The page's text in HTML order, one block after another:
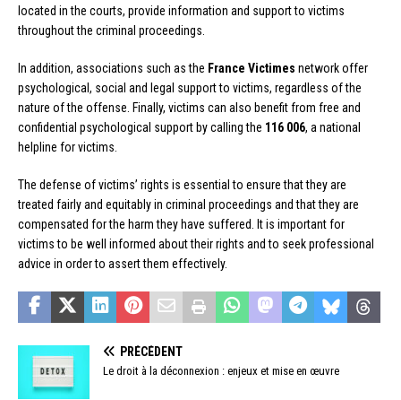
located in the courts, provide information and support to victims
throughout the criminal proceedings.
In addition, associations such as the France Victimes network offer
psychological, social and legal support to victims, regardless of the
nature of the offense. Finally, victims can also benefit from free and
confidential psychological support by calling the 116 006, a national
helpline for victims.
The defense of victims’ rights is essential to ensure that they are
treated fairly and equitably in criminal proceedings and that they are
compensated for the harm they have suffered. It is important for
victims to be well informed about their rights and to seek professional
advice in order to assert them effectively.
PRÉCÉDENT
Le droit à la déconnexion : enjeux et mise en œuvre